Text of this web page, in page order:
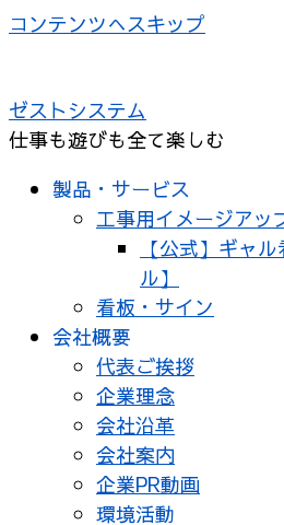
コンテンツへスキップ
ゼストシステム
仕事も遊びも全て楽しむ
製品・サービス
工事用イメージアッ
【公式】ギャ
ル】
看板・サイン
会社概要
代表ご挨拶
企業理念
会社沿革
会社案内
企業PR動画
環境活動